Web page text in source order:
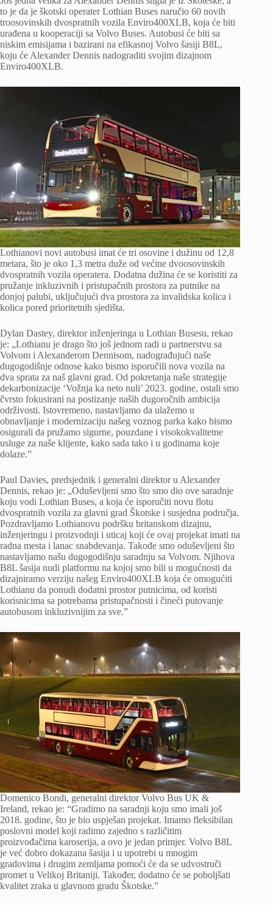
to je da je škotski operater Lothian Buses naručio 60 novih
troosovinskih dvospratnih vozila Enviro400XLB, koja će biti
urađena u kooperaciji sa Volvo Buses. Autobusi će biti sa
niskim emisijama i bazirani na efikasnoj Volvo šasiji B8L,
koju će Alexander Dennis nadograditi svojim dizajnom
Enviro400XLB.
Lothianovi novi autobusi imat će tri osovine i dužinu od 12,8
metara, što je oko 1,3 metra duže od većine dvoosovinskih
dvospratnih vozila operatera. Dodatna dužina će se koristiti za
pružanje inkluzivnih i pristupačnih prostora za putnike na
donjoj palubi, uključujući dva prostora za invalidska kolica i
kolica pored prioritetnih sjedišta.
Dylan Dastey, direktor inženjeringa u Lothian Busesu, rekao
je: „Lothianu je drago što još jednom radi u partnerstvu sa
Volvom i Alexanderom Dennisom, nadograđujući naše
dugogodišnje odnose kako bismo isporučili nova vozila na
dva sprata za naš glavni grad. Od pokretanja naše strategije
dekarbonizacije ‘Vožnja ka neto nuli’ 2023. godine, ostali smo
čvrsto fokusirani na postizanje naših dugoročnih ambicija
održivosti. Istovremeno, nastavljamo da ulažemo u
obnavljanje i modernizaciju našeg voznog parka kako bismo
osigurali da pružamo sigurne, pouzdane i visokokvalitetne
usluge za naše klijente, kako sada tako i u godinama koje
dolaze.”
Paul Davies, predsjednik i generalni direktor u Alexander
Dennis, rekao je: „Oduševljeni smo što smo dio ove saradnje
koju vodi Lothian Buses, a koja će isporučiti novu flotu
dvospratnih vozila za glavni grad Škotske i susjedna područja.
Pozdravljamo Lothianovu podršku britanskom dizajnu,
inženjeringu i proizvodnji i uticaj koji će ovaj projekat imati na
radna mesta i lanac snabdevanja. Takođe smo oduševljeni što
nastavljamo našu dugogodišnju saradnju sa Volvom. Njihova
B8L šasija nudi platformu na kojoj smo bili u mogućnosti da
dizajniramo verziju našeg Enviro400XLB koja će omogućiti
Lothianu da ponudi dodatni prostor putnicima, od koristi
korisnicima sa potrebama pristupačnosti i čineći putovanje
autobusom inkluzivnijim za sve.”
Domenico Bondi, generalni direktor Volvo Bus UK &
Ireland, rekao je: “Gradimo na saradnji koju smo imali još
2018. godine, što je bio uspješan projekat. Imamo fleksibilan
poslovni model koji radimo zajedno s različitim
proizvođačima karoserija, a ovo je jedan primjer. Volvo B8L
je već dobro dokazana šasija i u upotrebi u mnogim
gradovima i drugim zemljama pomoći će da se udvostruči
promet u Velikoj Britaniji. Također, dodatno će se poboljšati
kvalitet zraka u glavnom gradu Škotske.”